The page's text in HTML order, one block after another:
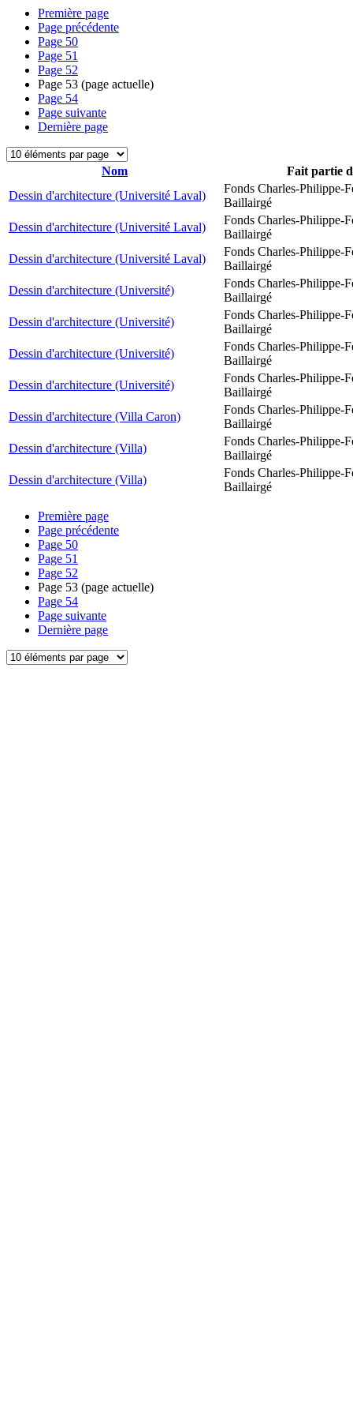
Première page
Page précédente
Page 50
Page 51
Page 52
Page 53 (page actuelle)
Page 54
Page suivante
Dernière page
Nom
Fait partie
Dessin d'architecture (Université Laval)
Fonds Charles-Philippe-
Baillairgé
Dessin d'architecture (Université Laval)
Fonds Charles-Philippe-
Baillairgé
Dessin d'architecture (Université Laval)
Fonds Charles-Philippe-
Baillairgé
Dessin d'architecture (Université)
Fonds Charles-Philippe-
Baillairgé
Dessin d'architecture (Université)
Fonds Charles-Philippe-
Baillairgé
Dessin d'architecture (Université)
Fonds Charles-Philippe-
Baillairgé
Dessin d'architecture (Université)
Fonds Charles-Philippe-
Baillairgé
Dessin d'architecture (Villa Caron)
Fonds Charles-Philippe-
Baillairgé
Dessin d'architecture (Villa)
Fonds Charles-Philippe-
Baillairgé
Dessin d'architecture (Villa)
Fonds Charles-Philippe-
Baillairgé
Première page
Page précédente
Page 50
Page 51
Page 52
Page 53 (page actuelle)
Page 54
Page suivante
Dernière page